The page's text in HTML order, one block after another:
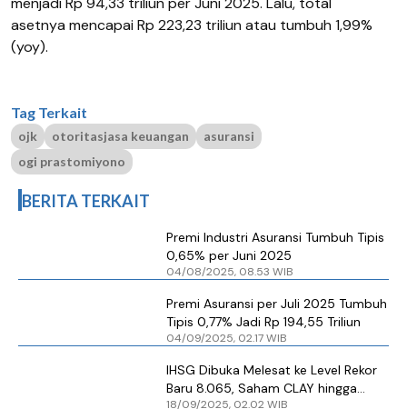
asetnya mencapai Rp 223,23 triliun atau tumbuh 1,99%
(yoy).
Tag Terkait
ojk otoritasjasa keuangan
asuransi
ogi prastomiyono
BERITA TERKAIT
Premi Industri Asuransi Tumbuh Tipis
0,65% per Juni 2025
04/08/2025, 08.53 WIB
Premi Asuransi per Juli 2025 Tumbuh
Tipis 0,77% Jadi Rp 194,55 Triliun
04/09/2025, 02.17 WIB
IHSG Dibuka Melesat ke Level Rekor
Baru 8.065, Saham CLAY hingga
18/09/2025, 02.02 WIB